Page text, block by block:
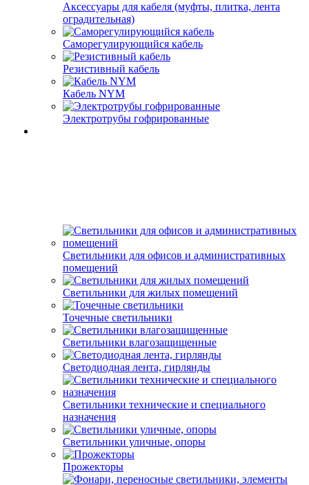
Аксессуары для кабеля (муфты, плитка, лента
оградительная)
Саморегулирующийся кабель
Резистивный кабель
Кабель NYM
Электротрубы гофрированные
Светильники для офисов и административных
помещений
Светильники для жилых помещений
Точечные светильники
Светильники влагозащищенные
Светодиодная лента, гирлянды
Светильники технические и специального
назначения
Светильники уличные, опоры
Прожекторы